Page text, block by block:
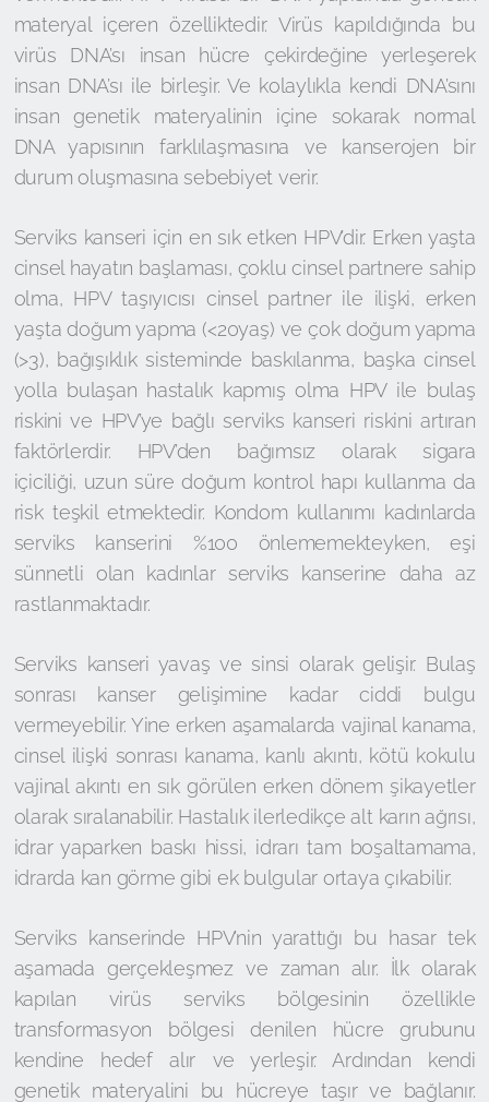
materyal içeren özelliktedir. Virüs kapıldığında bu
virüs DNA’sı insan hücre çekirdeğine yerleşerek
insan DNA’sı ile birleşir. Ve kolaylıkla kendi DNA’sını
insan genetik materyalinin içine sokarak normal
DNA yapısının farklılaşmasına ve kanserojen bir
durum oluşmasına sebebiyet verir.
Serviks kanseri için en sık etken HPV’dir. Erken yaşta
cinsel hayatın başlaması, çoklu cinsel partnere sahip
olma, HPV taşıyıcısı cinsel partner ile ilişki, erken
yaşta doğum yapma (<20yaş) ve çok doğum yapma
(>3), bağışıklık sisteminde baskılanma, başka cinsel
yolla bulaşan hastalık kapmış olma HPV ile bulaş
riskini ve HPV’ye bağlı serviks kanseri riskini artıran
faktörlerdir. HPV’den bağımsız olarak sigara
içiciliği, uzun süre doğum kontrol hapı kullanma da
risk teşkil etmektedir. Kondom kullanımı kadınlarda
serviks kanserini %100 önlememekteyken, eşi
sünnetli olan kadınlar serviks kanserine daha az
rastlanmaktadır.
Serviks kanseri yavaş ve sinsi olarak gelişir. Bulaş
sonrası kanser gelişimine kadar ciddi bulgu
vermeyebilir. Yine erken aşamalarda vajinal kanama,
cinsel ilişki sonrası kanama, kanlı akıntı, kötü kokulu
vajinal akıntı en sık görülen erken dönem şikayetler
olarak sıralanabilir. Hastalık ilerledikçe alt karın ağrısı,
idrar yaparken baskı hissi, idrarı tam boşaltamama,
idrarda kan görme gibi ek bulgular ortaya çıkabilir.
Serviks kanserinde HPV’nin yarattığı bu hasar tek
aşamada gerçekleşmez ve zaman alır. İlk olarak
kapılan virüs serviks bölgesinin özellikle
transformasyon bölgesi denilen hücre grubunu
kendine hedef alır ve yerleşir. Ardından kendi
genetik materyalini bu hücreye taşır ve bağlanır.